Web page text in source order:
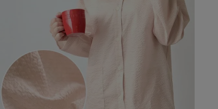
メンズパジャマ
サッカー/ちぢみ 楊
ニット/ストレッチ 起毛/フランネル
体型別におすすめパジ
年齢別におすすめパジ
ルームウェア
インナーウェア 生活雑貨
作務衣
羽織・バスロ
ーブ
ズボン単品
安心の日本製
SDGsの取り組み